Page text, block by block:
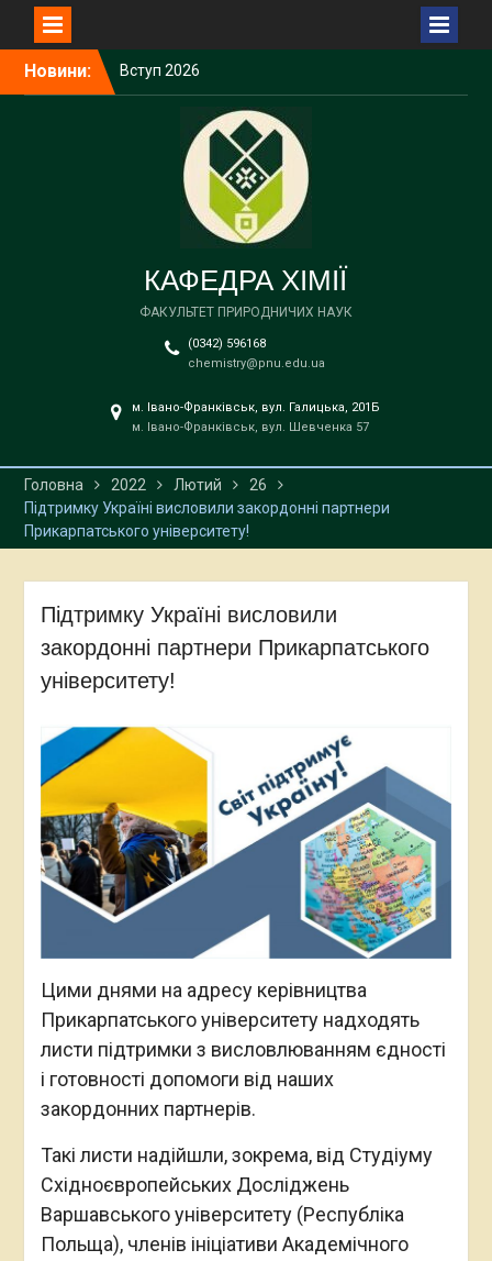
Новини:
Вступ 2026
Вступ 2026
Вступ 2026
Вступ 2026
КАФЕДРА ХІМІЇ
ФАКУЛЬТЕТ ПРИРОДНИЧИХ НАУК
(0342) 596168
chemistry@pnu.edu.ua
м. Івано-Франківськ, вул. Галицька, 201Б
м. Івано-Франківськ, вул. Шевченка 57
Головна 2022 Лютий
26
Підтримку Україні висловили закордонні партнери
Прикарпатського університету!
Підтримку Україні висловили
закордонні партнери Прикарпатського
університету!
Цими днями на адресу керівництва
Прикарпатського університету надходять
листи підтримки з висловлюванням єдності
і готовності допомоги від наших
закордонних партнерів.
Такі листи надійшли, зокрема, від Студіуму
Східноєвропейських Досліджень
Варшавського університету (Республіка
Польща), членів ініціативи Академічного